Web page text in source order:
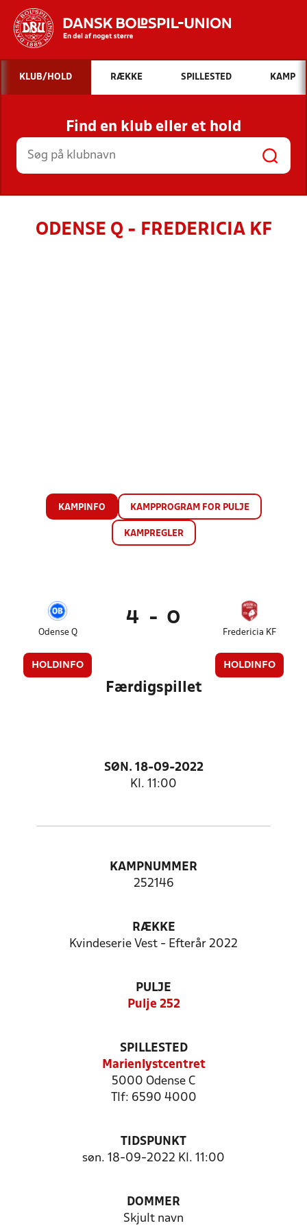
Hvad vil du søge efter?
INDHOLD OG NYHEDER
STILLINGER, RESULTATER, KLUBBER OG
HOLD
KLUB/HOLD RÆKKE SPILLESTED KAMP
Find en klub eller et hold
ODENSE Q - FREDERICIA KF
KAMPINFO KAMPPROGRAM FOR PULJE
KAMPREGLER
Odense Q
HOLDINFO
4 - 0
Fredericia KF
HOLDINFO
Færdigspillet
SØN. 18-09-2022
Kl. 11:00
KAMPNUMMER
252146
RÆKKE
Kvindeserie Vest - Efterår 2022
PULJE
Pulje 252
SPILLESTED
Marienlystcentret
5000 Odense C
Tlf: 6590 4000
TIDSPUNKT
søn. 18-09-2022 Kl. 11:00
DOMMER
Skjult navn